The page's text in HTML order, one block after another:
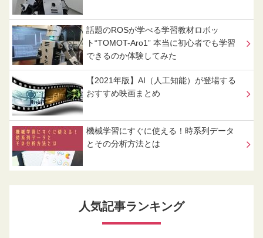
話題のROSが学べる学習教材ロボッ
ト“TOMOT-Aro1” 本当に初心者でも学習
できるのか体験してみた
【2021年版】AI（人工知能）が登場する
おすすめ映画まとめ
機械学習にすぐに使える！時系列データ
とその分析方法とは
人気記事ランキング